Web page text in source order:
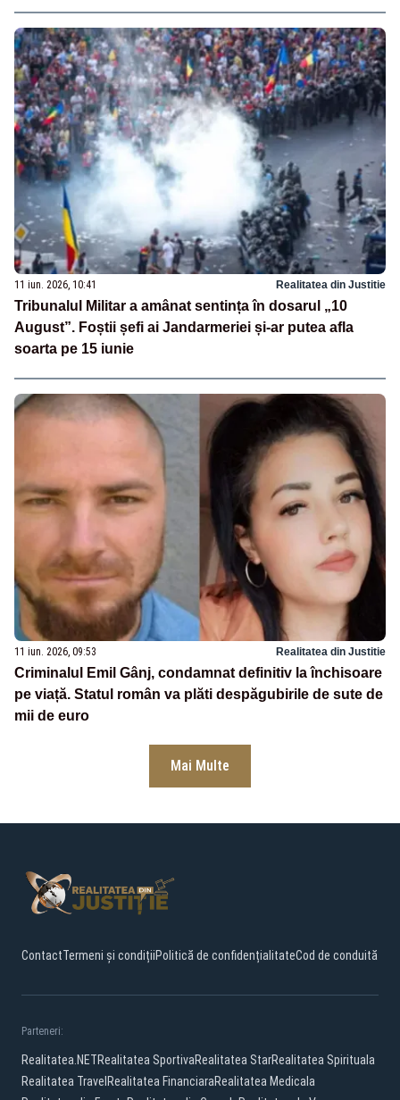
11 iun. 2026, 10:41 Realitatea din Justitie
Tribunalul Militar a amânat sentința în dosarul „10
August”. Foștii șefi ai Jandarmeriei și-ar putea afla
soarta pe 15 iunie
11 iun. 2026, 09:53 Realitatea din Justitie
Criminalul Emil Gânj, condamnat definitiv la închisoare
pe viață. Statul român va plăti despăgubirile de sute de
mii de euro
Mai Multe
ContactTermeni și condițiiPolitică de confidențialitateCod de conduită
Parteneri:
Realitatea.NETRealitatea SportivaRealitatea StarRealitatea Spirituala
Realitatea Travel Realitatea FinanciaraRealitatea Medicala